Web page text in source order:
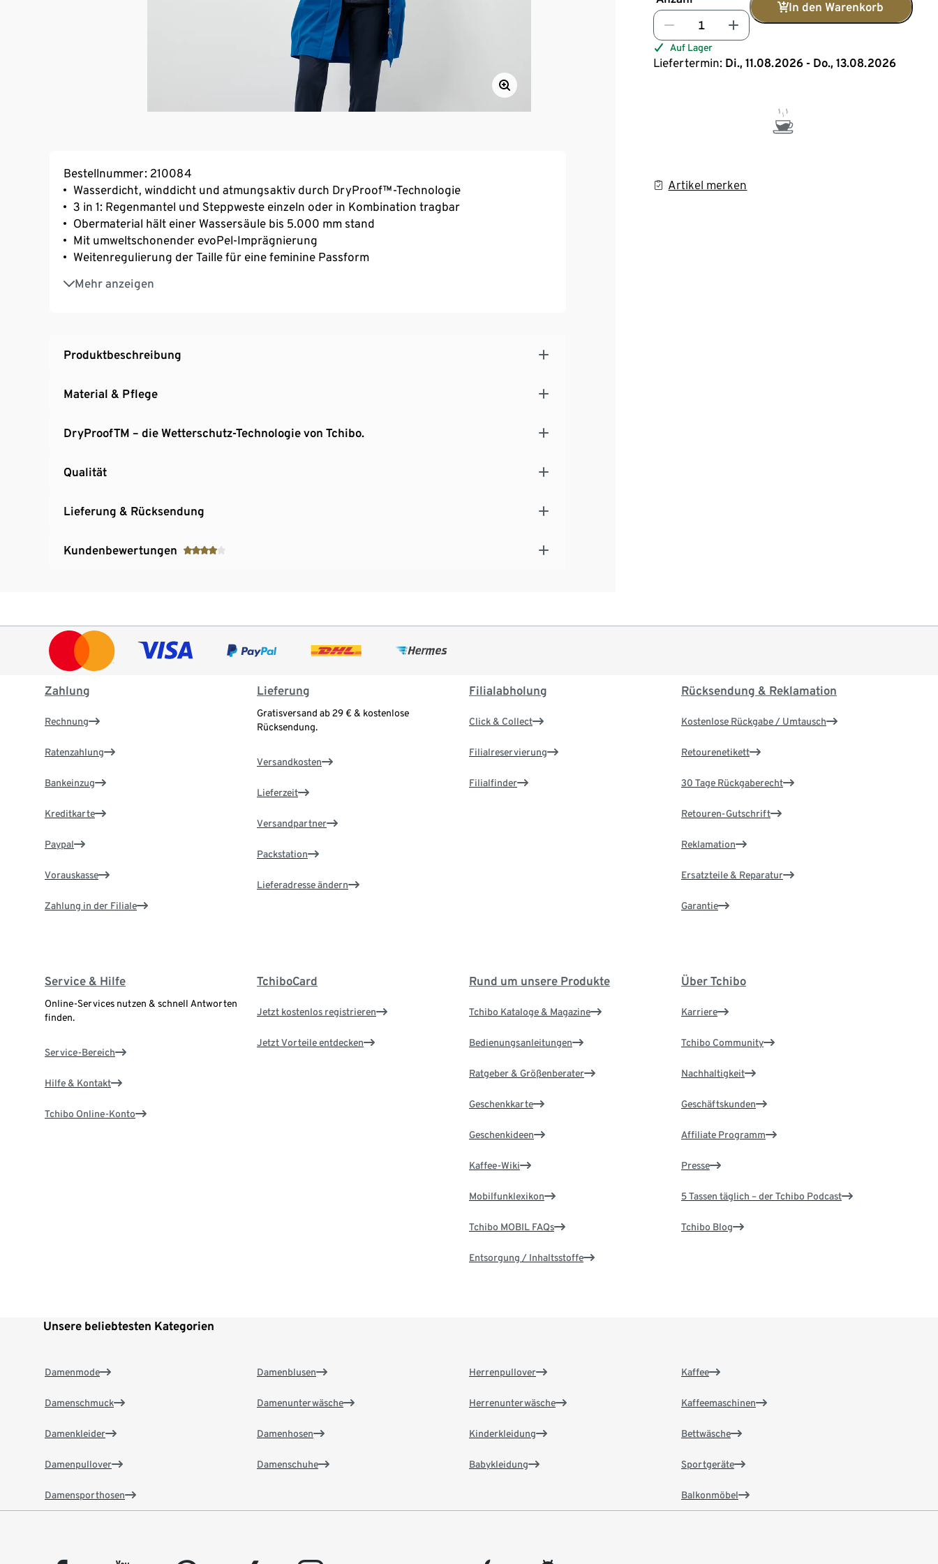
In den Warenkorb
Auf Lager
Liefertermin: Di., 11.08.2026 - Do., 13.08.2026
Artikel merken
Bestellnummer: 210084
Wasserdicht, winddicht und atmungsaktiv durch DryProof™-Technologie
3 in 1: Regenmantel und Steppweste einzeln oder in Kombination tragbar
Obermaterial hält einer Wassersäule bis 5.000 mm stand
Mit umweltschonender evoPel-Imprägnierung
Weitenregulierung der Taille für eine feminine Passform
Mehr anzeigen
2 seitliche Reißverschluss-Eingrifftaschen
Weiten- und höhenverstellbare Kapuze
Verlängerte Rückenpartie
Produktbeschreibung
Material & Pflege
DryProofTM – die Wetterschutz-Technologie von Tchibo.
Qualität
Lieferung & Rücksendung
Kundenbewertungen
Zahlung
Rechnung
Ratenzahlung
Bankeinzug
Kreditkarte
Paypal
Vorauskasse
Zahlung in der Filiale
Lieferung
Gratisversand ab 29 € & kostenlose
Rücksendung.
Versandkosten
Lieferzeit
Versandpartner
Packstation
Lieferadresse ändern
Filialabholung
Click & Collect
Filialreservierung
Filialfinder
Rücksendung & Reklamation
Kostenlose Rückgabe / Umtausch
Retourenetikett
30 Tage Rückgaberecht
Retouren-Gutschrift
Reklamation
Ersatzteile & Reparatur
Garantie
Service & Hilfe
Online-Services nutzen & schnell Antworten
finden.
Service-Bereich
Hilfe & Kontakt
Tchibo Online-Konto
TchiboCard
Jetzt kostenlos registrieren
Jetzt Vorteile entdecken
Rund um unsere Produkte
Tchibo Kataloge & Magazine
Bedienungsanleitungen
Ratgeber & Größenberater
Geschenkkarte
Geschenkideen
Kaffee-Wiki
Mobilfunklexikon
Tchibo MOBIL FAQs
Entsorgung / Inhaltsstoffe
Über Tchibo
Karriere
Tchibo Community
Nachhaltigkeit
Geschäftskunden
Affiliate Programm
Presse
5 Tassen täglich – der Tchibo Podcast
Tchibo Blog
Unsere beliebtesten Kategorien
Damenmode
Damenschmuck
Damenkleider
Damenpullover
Damensporthosen
Damenblusen
Damenunterwäsche
Damenhosen
Damenschuhe
Herrenpullover
Herrenunterwäsche
Kinderkleidung
Babykleidung
Kaffee
Kaffeemaschinen
Bettwäsche
Sportgeräte
Balkonmöbel